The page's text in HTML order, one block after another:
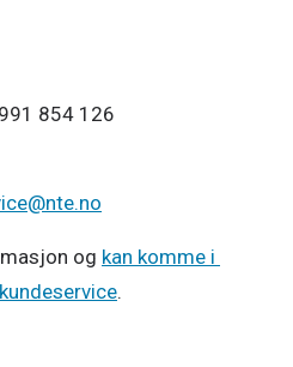
854 126
og kan komme i
.